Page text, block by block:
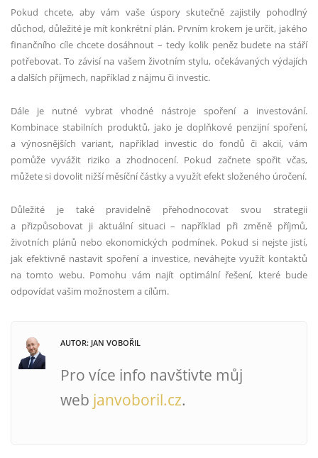
Pokud chcete, aby vám vaše úspory skutečně zajistily pohodlný
důchod, důležité je mít konkrétní plán. Prvním krokem je určit, jakého
finančního cíle chcete dosáhnout – tedy kolik peněz budete na stáří
potřebovat. To závisí na vašem životním stylu, očekávaných výdajích
a dalších příjmech, například z nájmu či investic.
Dále je nutné vybrat vhodné nástroje spoření a investování.
Kombinace stabilních produktů, jako je doplňkové penzijní spoření,
a výnosnějších variant, například investic do fondů či akcií, vám
pomůže vyvážit riziko a zhodnocení. Pokud začnete spořit včas,
můžete si dovolit nižší měsíční částky a využít efekt složeného úročení.
Důležité je také pravidelně přehodnocovat svou strategii
a přizpůsobovat ji aktuální situaci – například při změně příjmů,
životních plánů nebo ekonomických podmínek. Pokud si nejste jistí,
jak efektivně nastavit spoření a investice, neváhejte využít kontaktů
na tomto webu. Pomohu vám najít optimální řešení, které bude
odpovídat vašim možnostem a cílům.
AUTOR: JAN VOBOŘIL
Pro více info navštivte můj
web janvoboril.cz.